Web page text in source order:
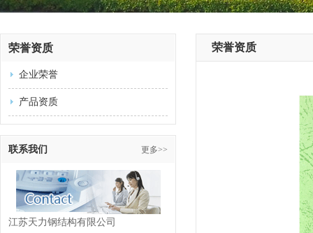
荣誉资质
企业荣誉
产品资质
联系我们 更多>>
江苏天力钢结构有限公司
荣誉资质